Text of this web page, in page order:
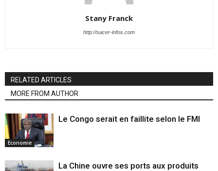
Stany Franck
http://sacer-infos.com
RELATED ARTICLES
MORE FROM AUTHOR
Economie
Le Congo serait en faillite selon le FMI
La Chine ouvre ses ports aux produits